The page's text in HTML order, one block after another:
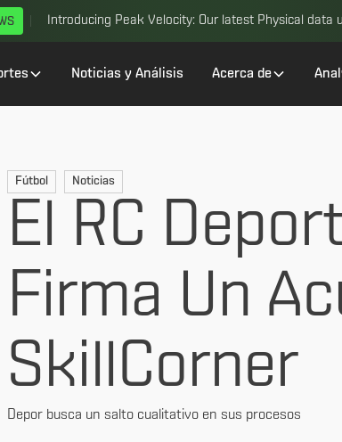
Introducing Peak Velocity: Our latest Physical data
Noticias y Análisis Acerca de
Fútbol Noticias
El RC
Firma Un
SkillCorner
Depor busca un salto cualitativo en sus procesos